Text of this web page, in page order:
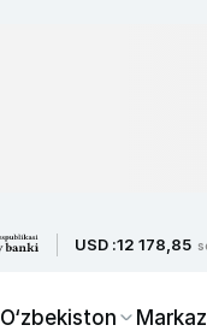
USD :12 178,85
O‘zbekiston